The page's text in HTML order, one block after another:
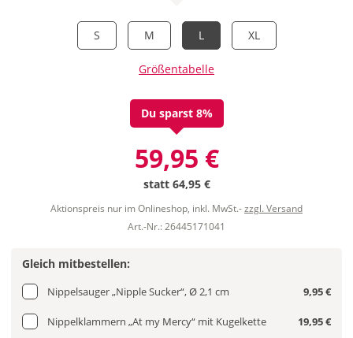
S M L XL
Größentabelle
Du sparst 8%
59,95 €
statt 64,95 €
Aktionspreis nur im Onlineshop, inkl. MwSt.-zzgl. Versand
Art.-Nr.: 26445171041
Gleich mitbestellen:
Nippelsauger „Nipple Sucker“, Ø 2,1 cm 9,95 €
Nippelklammern „At my Mercy“ mit Kugelkette 19,95 €